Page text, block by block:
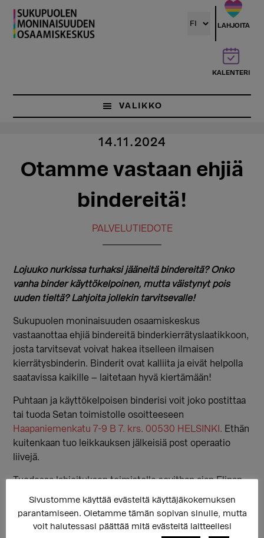
Hyppää
pääsisältöön
LAHJOITA
KALENTERI
VALIKKO
14.11.2024
Otamme vastaan ehjiä
bindereitä!
PALVELUTIEDOTE
Lojuuko nurkissa turhaksi jääneitä bindereitä? Onko
vanha binder käyttökelpoinen, mutta väistynyt pois
uuden tieltä? Lahjoita jollekin tarvitsevalle!
Sukupuolen moninaisuuden osaamiskeskus
vastaanottaa ehjiä bindereitä binderkierrätyslaatikkoon,
josta tarvitsevat voivat hakea itselleen ilmaisen
kierrätysbinderin. Binderit ovat kalliita ja eivät helpolla
saatavissa kaikille – laitetaan hyvä kiertämään!
Puhtaan ja käyttökelpoisen binderisi voit joko postittaa
tai tuoda Setan toimistolle osoitteeseen
Haapaniemenkatu 7-9 B 7. krs. 00530 HELSINKI. Ethän
kuitenkaan tuo leikkauksen jälkeisiä post operaatio
liivejä.
Tuodessa lahjoituksen toimistolle sovithan ajan Elinan
Sivustomme käyttää evästeitä käyttäjäkokemuksen
parantamiseen. Oletamme tämän sopivan sinulle, mutta
voit halutessasi päättää mitä evästeitä laitteellesi